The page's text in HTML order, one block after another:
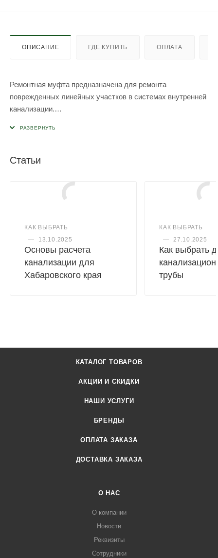
ОПИСАНИЕ ГДЕ КУПИТЬ ОПЛАТА
Ремонтная муфта предназначена для ремонта
поврежденных линейных участков в системах внутренней
канализации.
заменяемую часть трубы. Оба конца ремонтной муфты
Применяется при максимальной температуре постоянных
Статьи
КАК ВЫБРАТЬ
—
13.10.2025
Основы расчета
канализации для
Хабаровского края
КАК ВЫБРАТЬ
—
27.10.2025
Как выбрать
трубы
КАТАЛОГ ТОВАРОВ
АКЦИИ И СКИДКИ
НАШИ УСЛУГИ
БРЕНДЫ
ОПЛАТА ЗАКАЗА
ДОСТАВКА ЗАКАЗА
О НАС
О компании
Новости
Реквизиты
Сотрудники